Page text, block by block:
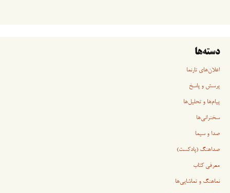
دسته‌ها
اعلان‌های تارنما
پرسش و پاسخ
پیام‌ها و تحلیل‌ها
سخنرانی‏‏‌ها
صدا و سیما
صداهنگ (پادکست)
معرفی کتاب
نماهنگ و تماشایی‌ها